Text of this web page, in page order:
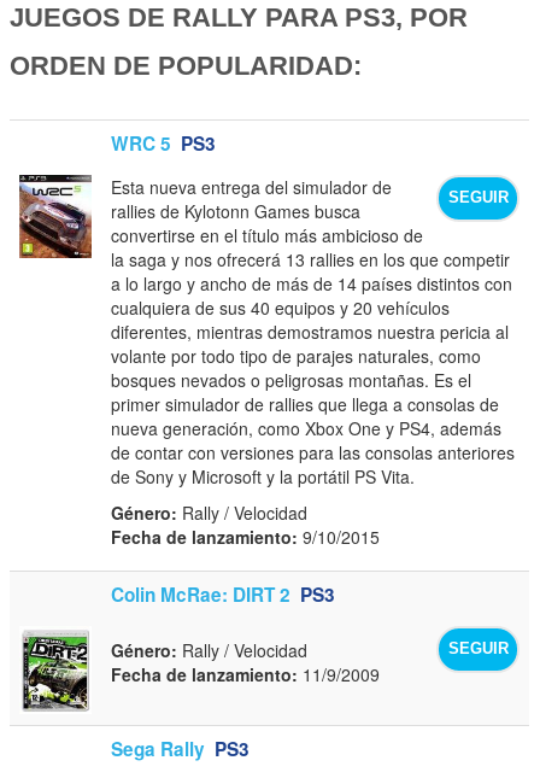
JUEGOS DE RALLY PARA PS3, POR
ORDEN DE POPULARIDAD:
WRC 5 PS3
SEGUIR
Esta nueva entrega del simulador de
rallies de Kylotonn Games busca
convertirse en el título más ambicioso de
la saga y nos ofrecerá 13 rallies en los que competir
a lo largo y ancho de más de 14 países distintos con
cualquiera de sus 40 equipos y 20 vehículos
diferentes, mientras demostramos nuestra pericia al
volante por todo tipo de parajes naturales, como
bosques nevados o peligrosas montañas. Es el
primer simulador de rallies que llega a consolas de
nueva generación, como Xbox One y PS4, además
de contar con versiones para las consolas anteriores
de Sony y Microsoft y la portátil PS Vita.
Género: Rally / Velocidad
Fecha de lanzamiento: 9/10/2015
Colin McRae: DIRT 2 PS3
SEGUIR
Género: Rally / Velocidad
Fecha de lanzamiento: 11/9/2009
Sega Rally PS3